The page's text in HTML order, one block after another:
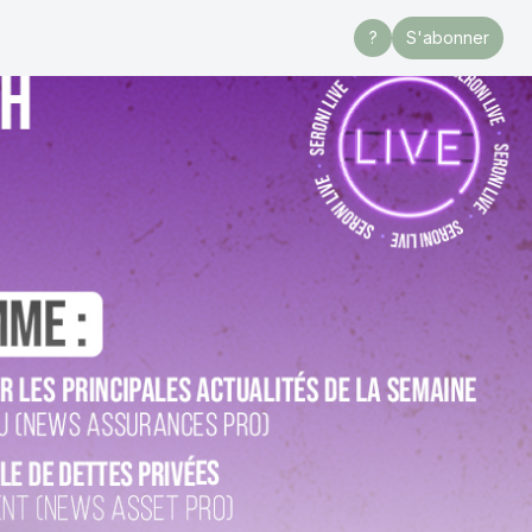
? S'abonner